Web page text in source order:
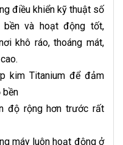
điều khiển kỹ thuật số
bền và hoạt động tốt,
khô ráo, thoáng mát,
kim Titanium để đảm
bền
độ rộng hơn trước rất
máy luôn hoạt động ở